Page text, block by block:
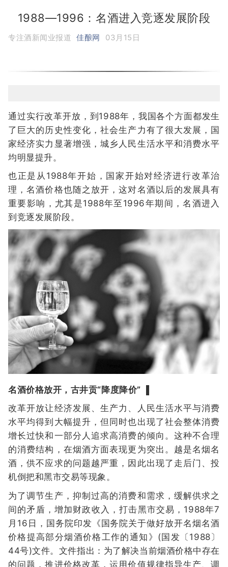
1988—1996：名酒进入竞逐发展阶段
专注酒新闻业报道 佳酿网 03月15日
通过实行改革开放，到1988年，我国各个方面都发生
了巨大的历史性变化，社会生产力有了很大发展，国
家经济实力显著增强，城乡人民生活水平和消费水平
均明显提升。
也正是从1988年开始，国家开始对经济进行改革治
理，名酒价格也随之放开，这对名酒以后的发展具有
重要影响，尤其是1988年至1996年期间，名酒进入
到竞逐发展阶段。
名酒价格放开，古井贡“降度降价” ▐
改革开放让经济发展、生产力、人民生活水平与消费
水平均得到大幅提升，但同时也出现了社会整体消费
增长过快和一部分人追求高消费的倾向。这种不合理
的消费结构，在烟酒方面表现更为突出。越是名烟名
酒，供不应求的问题越严重，因此出现了走后门、投
机倒把和黑市交易等现象。
为了调节生产，抑制过高的消费和需求，缓解供求之
间的矛盾，增加财政收入，打击黑市交易，1988年7
月16日，国务院印发《国务院关于做好放开名烟名酒
价格提高部分烟酒价格工作的通知》(国发〔1988〕
44号)文件。文件指出：为了解决当前烟酒价格中存在
的问题，推进价格改革，运用价值规律指导生产、调